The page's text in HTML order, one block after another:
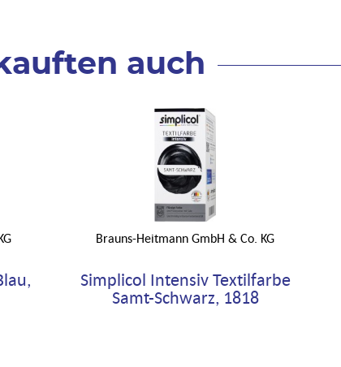
auch
Brauns-Heitmann GmbH & Co. KG
Simplicol Intensiv Textilfarbe
Samt-Schwarz, 1818